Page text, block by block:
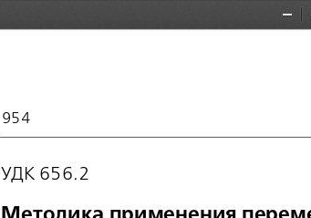
Zoom
954
УДК 656.2
Методика применения